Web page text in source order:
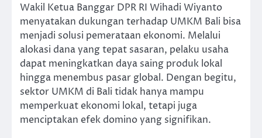
Wakil Ketua Banggar DPR RI Wihadi Wiyanto
menyatakan dukungan terhadap UMKM Bali bisa
menjadi solusi pemerataan ekonomi. Melalui
alokasi dana yang tepat sasaran, pelaku usaha
dapat meningkatkan daya saing produk lokal
hingga menembus pasar global. Dengan begitu,
sektor UMKM di Bali tidak hanya mampu
memperkuat ekonomi lokal, tetapi juga
menciptakan efek domino yang signifikan.